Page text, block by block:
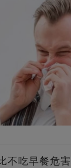
不吃早餐危